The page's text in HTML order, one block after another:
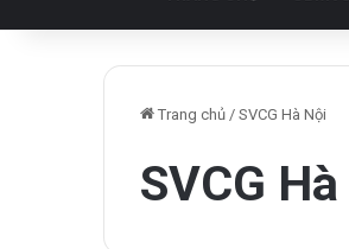
Trang chủ / SVCG Hà Nội
SVCG